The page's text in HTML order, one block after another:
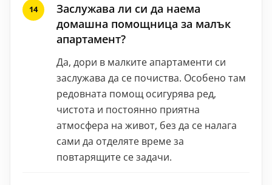
Заслужава ли си да наема
домашна помощница за малък
апартамент?
Да, дори в малките апартаменти си
заслужава да се почиства. Особено там
редовната помощ осигурява ред,
чистота и постоянно приятна
атмосфера на живот, без да се налага
сами да отделяте време за
повтарящите се задачи.